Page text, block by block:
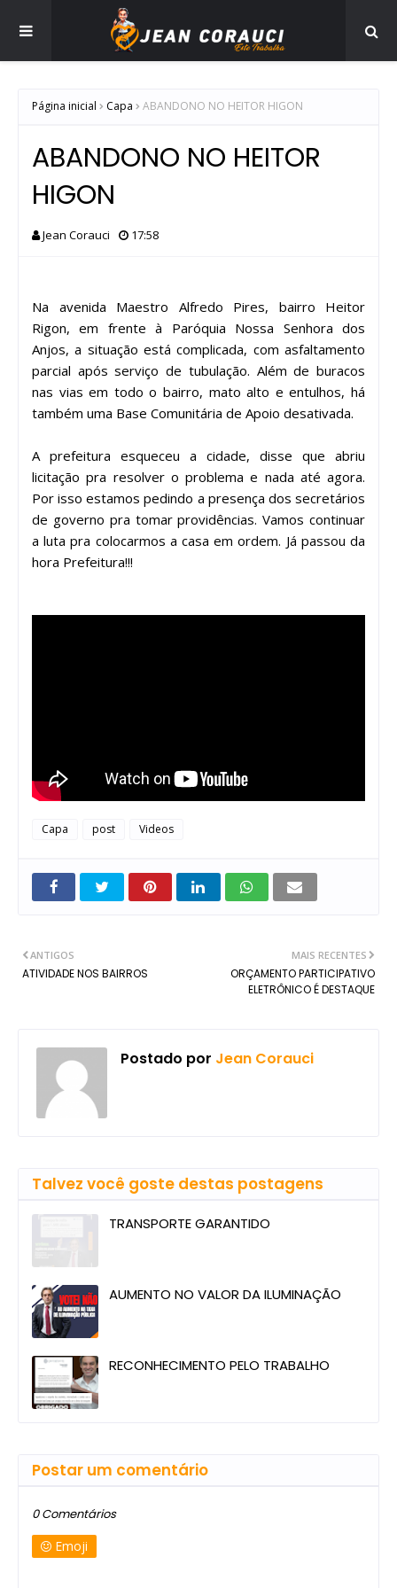
Página inicial Capa ABANDONO NO HEITOR HIGON
ABANDONO NO HEITOR
HIGON
Jean Corauci 17:58
Na avenida Maestro Alfredo Pires, bairro Heitor
Rigon, em frente à Paróquia Nossa Senhora dos
Anjos, a situação está complicada, com asfaltamento
parcial após serviço de tubulação. Além de buracos
nas vias em todo o bairro, mato alto e entulhos, há
também uma Base Comunitária de Apoio desativada.
A prefeitura esqueceu a cidade, disse que abriu
licitação pra resolver o problema e nada até agora.
Por isso estamos pedindo a presença dos secretários
de governo pra tomar providências. Vamos continuar
a luta pra colocarmos a casa em ordem. Já passou da
hora Prefeitura!!!
Capa post Videos
MAIS RECENTES
ORÇAMENTO PARTICIPATIVO
ELETRÔNICO É DESTAQUE
ANTIGOS
ATIVIDADE NOS BAIRROS
Postado por Jean Corauci
Talvez você goste destas postagens
TRANSPORTE GARANTIDO
AUMENTO NO VALOR DA ILUMINAÇÃO
RECONHECIMENTO PELO TRABALHO
Postar um comentário
0 Comentários
Emoji